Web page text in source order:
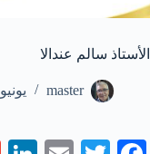
الأستاذ سالم عندالا
master يونيو 23, 2024